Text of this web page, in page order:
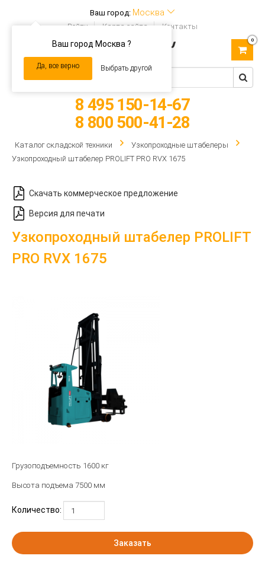
Ваш город: Москва
Ваш город Москва ?
Да, все верно Выбрать другой
Войти Карта сайта Контакты
navigation
0
8 495 150-14-67
8 800 500-41-28
Каталог складской техники
Узкопроходные штабелеры
Узкопроходный штабелер PROLIFT PRO RVX 1675
Скачать коммерческое предложение
Версия для печати
Узкопроходный штабелер PROLIFT
PRO RVX 1675
Грузоподъемность 1600 кг
Высота подъема 7500 мм
Количество:
Заказать